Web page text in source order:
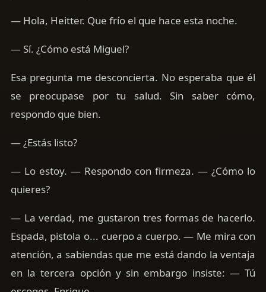
— Hola, Heitter. Que frío el que hace esta noche.
— Sí. ¿Cómo está Miguel?
Esa pregunta me desconcierta. No esperaba que él
se preocupase por tu salud. Sin saber cómo,
respondo que bien.
— ¿Estás listo?
— Lo estoy. — Respondo con firmeza. — ¿Cómo lo
quieres?
— La verdad, me gustaron tres formas de hacerlo.
Espada, pistola o... cuerpo a cuerpo. — Me mira con
atención, a sabiendas que me está dando la ventaja
en la tercera opción y sin embargo insiste: — Tú